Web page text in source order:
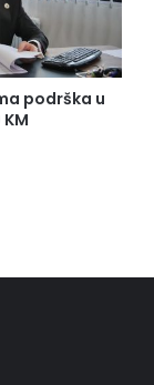
podrška u